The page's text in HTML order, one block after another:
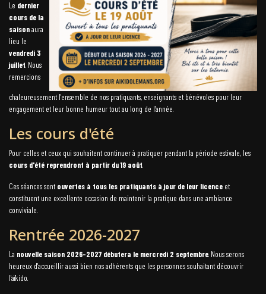
Le dernier
cours de la
saisonaura
lieu le
vendredi 3
juillet. Nous
remercions
chaleureusement l'ensemble de nos pratiquants, enseignants et bénévoles pour leur
engagement et leur bonne humeur tout au long de l'année.
Les cours d'été
Pour celles et ceux qui souhaitent continuer à pratiquer pendant la période estivale, les
cours d'été reprendront à partir du 19 août.
Ces séances sont ouvertes à tous les pratiquants à jour de leur licence et
constituent une excellente occasion de maintenir la pratique dans une ambiance
conviviale.
Rentrée 2026-2027
La nouvelle saison 2026-2027 débutera le mercredi 2 septembre. Nous serons
heureux d'accueillir aussi bien nos adhérents que les personnes souhaitant découvrir
l'aïkido.